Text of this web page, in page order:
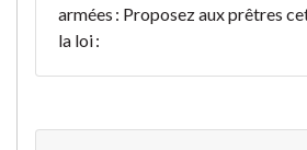
armées : Proposez aux prêtres
la loi :